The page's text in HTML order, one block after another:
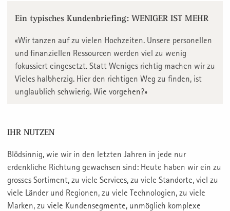
Ein typisches Kundenbriefing: WENIGER IST MEHR
«Wir tanzen auf zu vielen Hochzeiten. Unsere personellen
und finanziellen Ressourcen werden viel zu wenig
fokussiert eingesetzt. Statt Weniges richtig machen wir zu
Vieles halbherzig. Hier den richtigen Weg zu finden, ist
unglaublich schwierig. Wie vorgehen?»
IHR NUTZEN
Blödsinnig, wie wir in den letzten Jahren in jede nur
erdenkliche Richtung gewachsen sind: Heute haben wir ein zu
grosses Sortiment, zu viele Services, zu viele Standorte, viel zu
viele Länder und Regionen, zu viele Technologien, zu viele
Marken, zu viele Kundensegmente, unmöglich komplexe